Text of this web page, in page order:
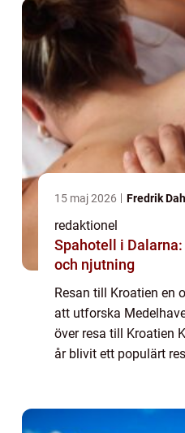
15 maj 2026 Fredrik
redaktionel
Spahotell i
och njutning
Resan till Kroatien en
att utforska
över resa till Kroatien
år blivit ett populärt